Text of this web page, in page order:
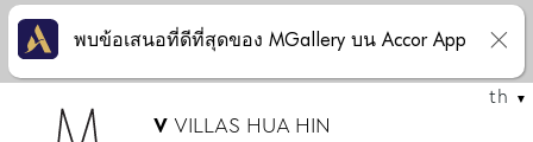
VVILLAS HUA HIN
th
พบข้อเสนอที่ดีที่สุดของ MGallery บน Accor App